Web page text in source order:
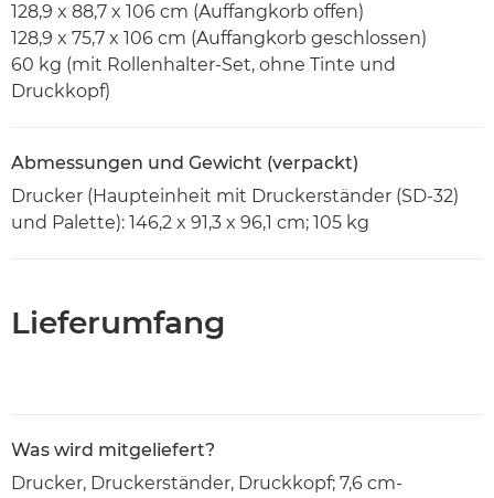
128,9 x 88,7 x 106 cm (Auffangkorb offen)
128,9 x 75,7 x 106 cm (Auffangkorb geschlossen)
60 kg (mit Rollenhalter-Set, ohne Tinte und
Druckkopf)
Abmessungen und Gewicht (verpackt)
Drucker (Haupteinheit mit Druckerständer (SD-32)
und Palette): 146,2 x 91,3 x 96,1 cm; 105 kg
Lieferumfang
Was wird mitgeliefert?
Drucker, Druckerständer, Druckkopf; 7,6 cm-